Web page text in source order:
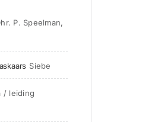
P. Speelman,
Siebe
/ leiding